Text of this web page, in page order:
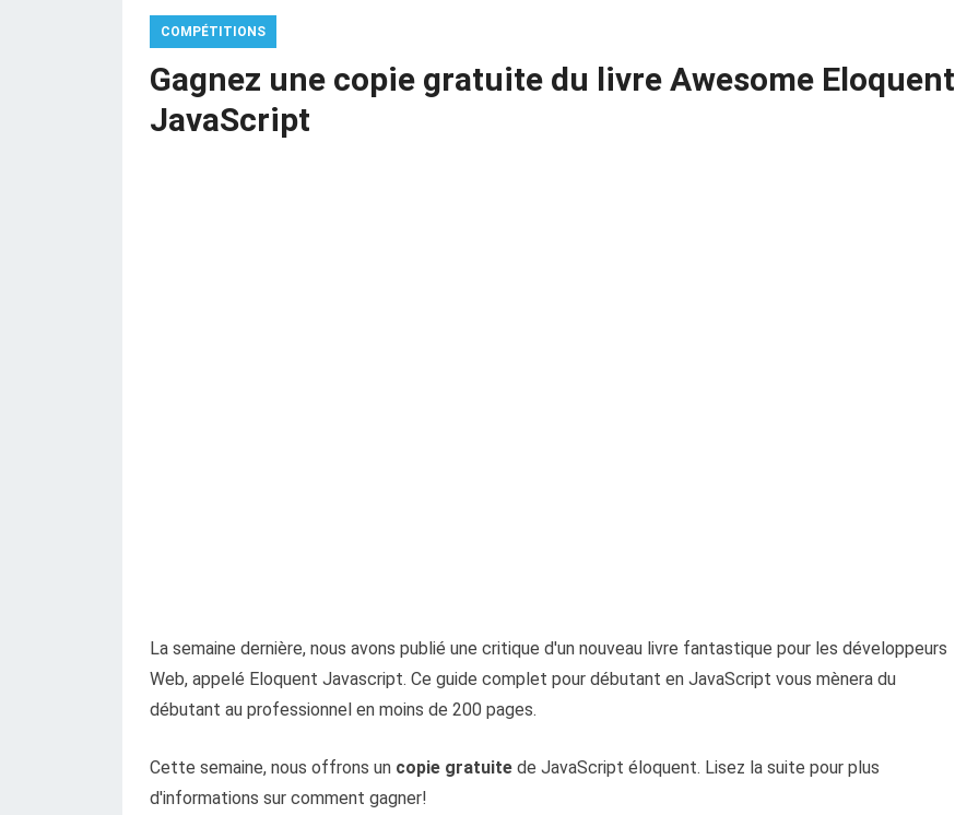
COMPÉTITIONS
Gagnez une copie gratuite du livre Awesome Eloquent
JavaScript
La semaine dernière, nous avons publié une critique d'un nouveau livre fantastique pour les développeurs
Web, appelé Eloquent Javascript. Ce guide complet pour débutant en JavaScript vous mènera du
débutant au professionnel en moins de 200 pages.
Cette semaine, nous offrons un copie gratuite de JavaScript éloquent. Lisez la suite pour plus
d'informations sur comment gagner!